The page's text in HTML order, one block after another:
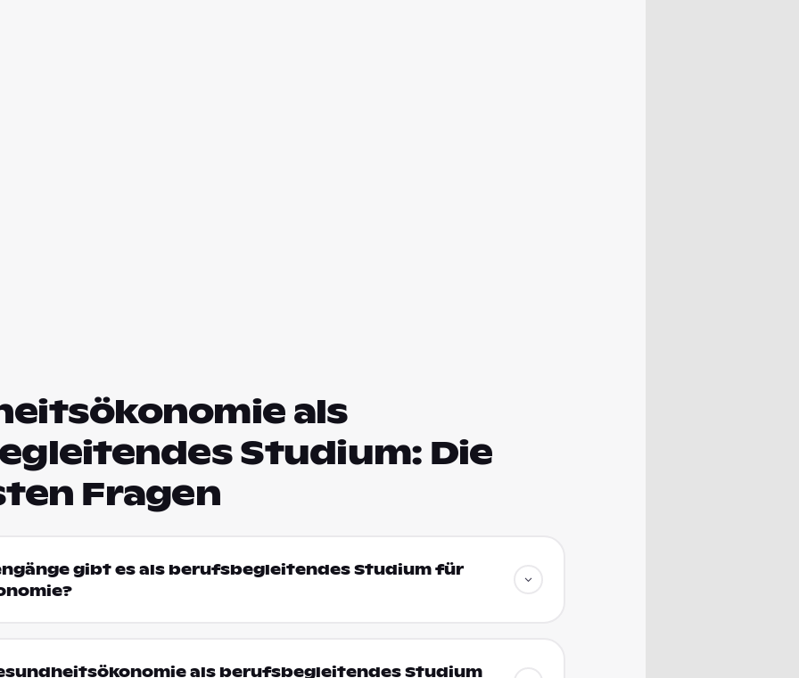
als
Studium: Die
Fragen
gibt es als berufsbegleitendes Studium für
als berufsbegleitendes Studium